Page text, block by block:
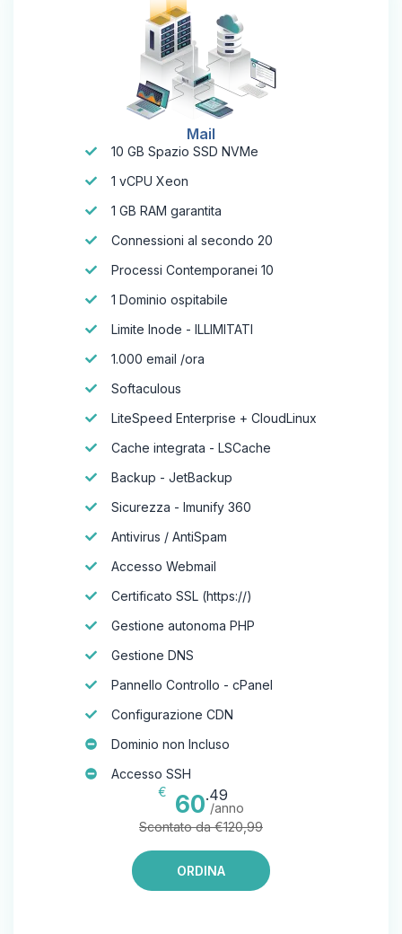
Mail
10 GB Spazio SSD NVMe
1 vCPU Xeon
1 GB RAM garantita
Connessioni al secondo 20
Processi Contemporanei 10
1 Dominio ospitabile
Limite Inode - ILLIMITATI
1.000 email /ora
Softaculous
LiteSpeed Enterprise + CloudLinux
Cache integrata - LSCache
Backup - JetBackup
Sicurezza - Imunify 360
Antivirus / AntiSpam
Accesso Webmail
Certificato SSL (https://)
Gestione autonoma PHP
Gestione DNS
Pannello Controllo - cPanel
Configurazione CDN
Dominio non Incluso
Accesso SSH
€
60.49
/anno
Scontato da €120,99
ORDINA